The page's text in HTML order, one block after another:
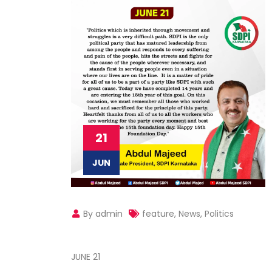
21
JUN
By admin feature, News, Politics
JUNE 21